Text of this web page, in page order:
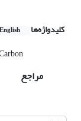
کلیدواژه‌ها English
مراجع